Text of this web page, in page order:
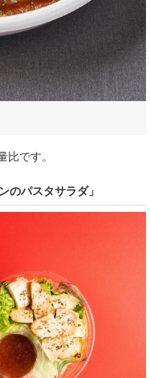
です。
のパスタサラダ」